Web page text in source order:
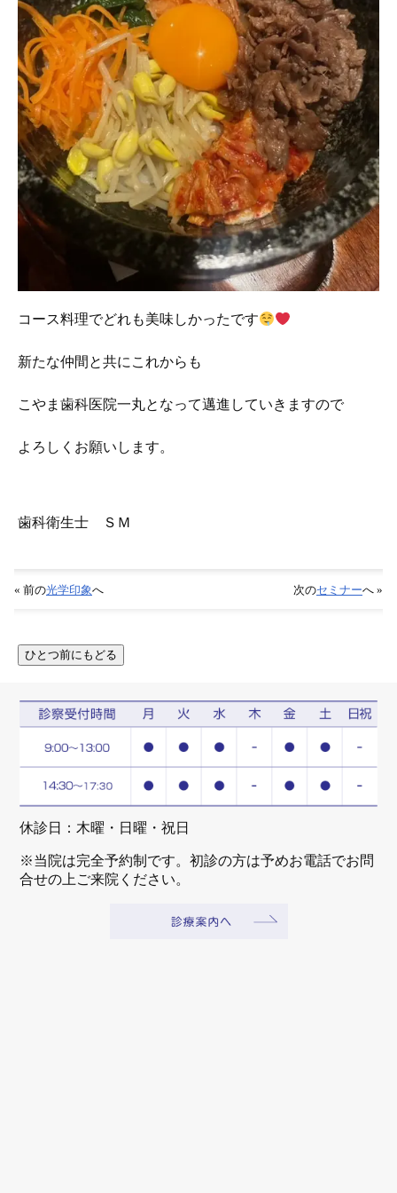
コース料理でどれも美味しかったです
新たな仲間と共にこれからも
こやま歯科医院一丸となって邁進していきますので
よろしくお願いします。
歯科衛生士 ＳＭ
« 前の光学印象へ 次のセミナーへ »
休診日：木曜・日曜・祝日
※当院は完全予約制です。初診の方は予めお電話でお問
合せの上ご来院ください。